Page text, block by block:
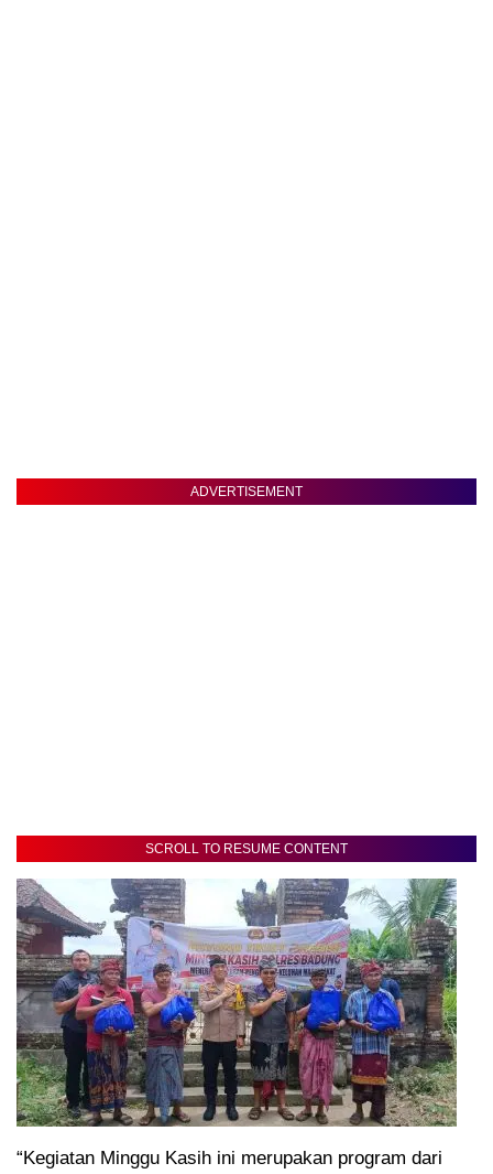
ADVERTISEMENT
SCROLL TO RESUME CONTENT
“Kegiatan Minggu Kasih ini merupakan program dari